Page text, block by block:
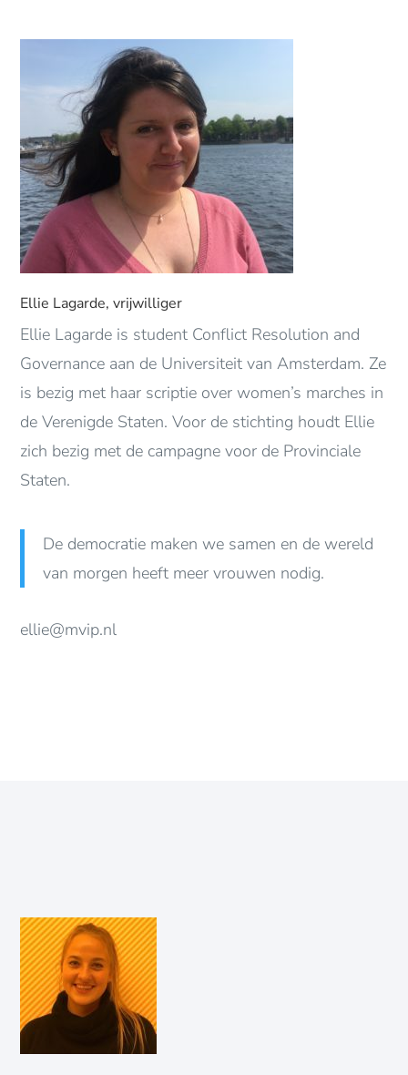
Ellie Lagarde, vrijwilliger
Ellie Lagarde is student Conflict Resolution and
Governance aan de Universiteit van Amsterdam. Ze
is bezig met haar scriptie over women’s marches in
de Verenigde Staten. Voor de stichting houdt Ellie
zich bezig met de campagne voor de Provinciale
Staten.
De democratie maken we samen en de wereld
van morgen heeft meer vrouwen nodig.
ellie@mvip.nl